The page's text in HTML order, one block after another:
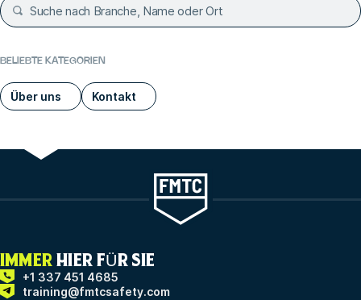
BELIEBTE KATEGORIEN
Über uns Kontakt
IMMER HIER FÜR SIE
+1 337 451 4685
training@fmtcsafety.com